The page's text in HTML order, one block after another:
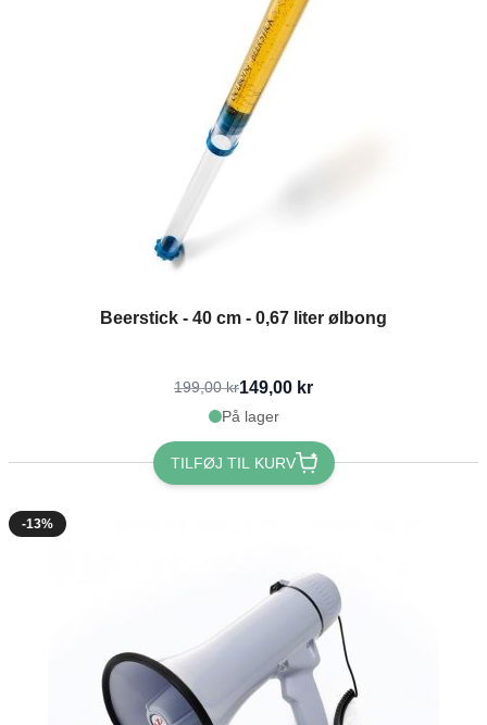
Beerstick - 40 cm - 0,67 liter ølbong
199,00 kr149,00 kr
På lager
TILFØJ TIL KURV
-13%